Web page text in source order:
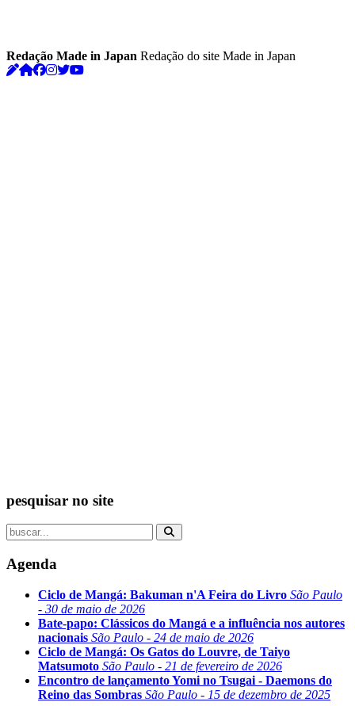
Redação Made in Japan Redação do site Made in Japan
pesquisar no site
Agenda
Ciclo de Mangá: Bakuman n'A Feira do Livro São Paulo
- 30 de maio de 2026
Bate-papo: Clássicos do Mangá e a influência nos autores
nacionais São Paulo - 24 de maio de 2026
Ciclo de Mangá: Os Gatos do Louvre, de Taiyo
Matsumoto São Paulo - 21 de fevereiro de 2026
Encontro de lançamento Yomi no Tsugai - Daemons do
Reino das Sombras São Paulo - 15 de dezembro de 2025